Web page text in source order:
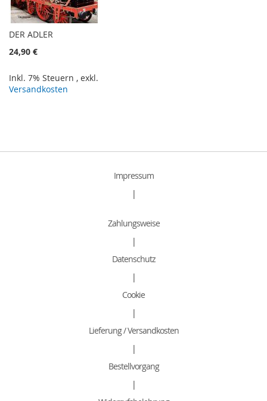
​DER ADLER
24,90 €
Inkl. 7% Steuern , exkl.
Versandkosten
Impressum
|
Zahlungsweise
|
Datenschutz
|
Cookie
|
Lieferung / Versandkosten
|
Bestellvorgang
|